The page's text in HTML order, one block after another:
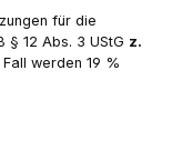
für die
12 Abs. 3 UStG z.
werden 19 %